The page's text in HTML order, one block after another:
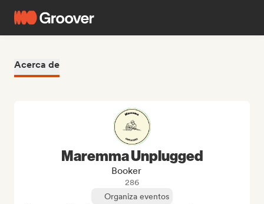
Acerca de
Maremma Unplugged
Booker
286
Organiza eventos